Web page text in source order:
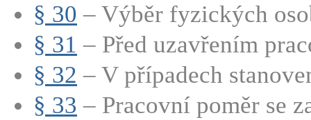
§ 30 – Výběr fyzických
§ 31 – Před uzavřením
§ 32 – V případech
§ 33 – Pracovní poměr se